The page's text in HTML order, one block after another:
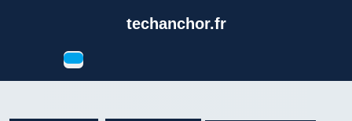
techanchor.fr
Open